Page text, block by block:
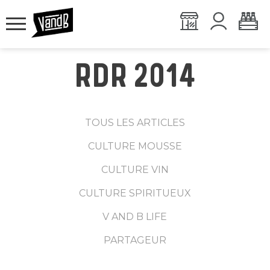
RDR 2014
TOUS LES ARTICLES
CULTURE MOUSSE
CULTURE VIN
CULTURE SPIRITUEUX
V AND B LIFE
PARTAGEUR